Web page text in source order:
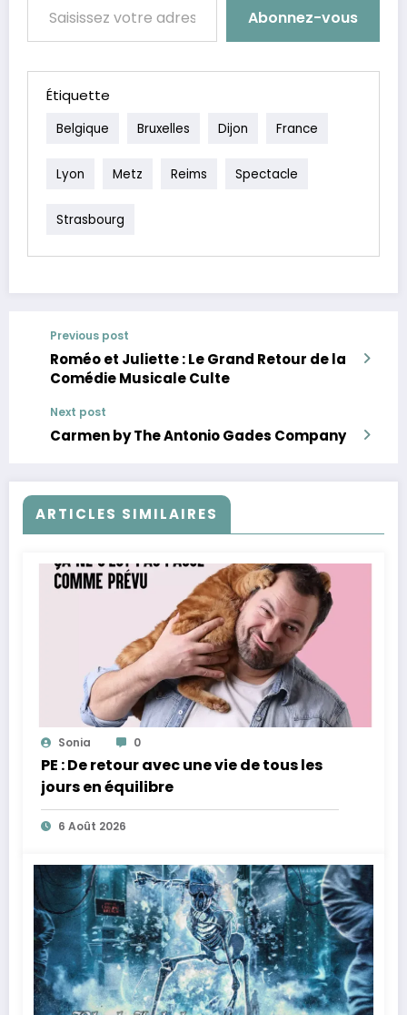
Abonnez-vous
Étiquette
Belgique Bruxelles Dijon France
Lyon Metz Reims Spectacle
Strasbourg
Previous post
Roméo et Juliette : Le Grand Retour de la
Comédie Musicale Culte
Next post
Carmen by The Antonio Gades Company
ARTICLES SIMILAIRES
Sonia 0
PE : De retour avec une vie de tous les
jours en équilibre
6 Août 2026